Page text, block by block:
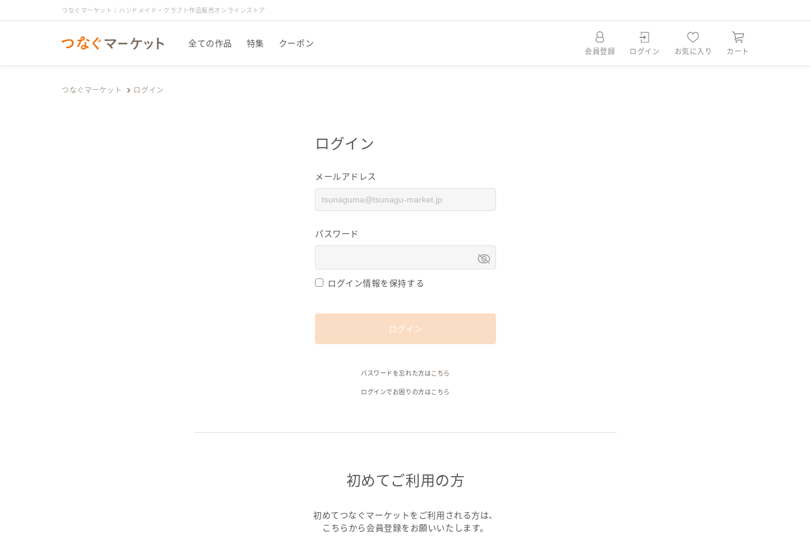
つなぐマーケット｜ハンドメイド・クラフト作品販売オンラインストア
全ての作品 特集 クーポン
会員登録 ログイン お気に入り カート
つなぐマーケット ログイン
ログイン
メールアドレス
パスワード
ログイン情報を保持する
ログイン
パスワードを忘れた方はこちら
ログインでお困りの方はこちら
初めてご利用の方
初めてつなぐマーケットをご利用される方は、
こちらから会員登録をお願いいたします。